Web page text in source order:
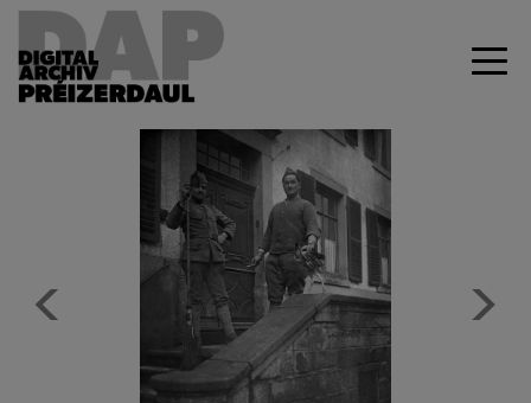
Previous Next